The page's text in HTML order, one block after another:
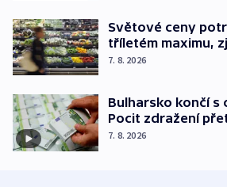
Světové ceny
tříletém maximu,
7. 8. 2026
Bulharsko končí s
Pocit zdražení
7. 8. 2026